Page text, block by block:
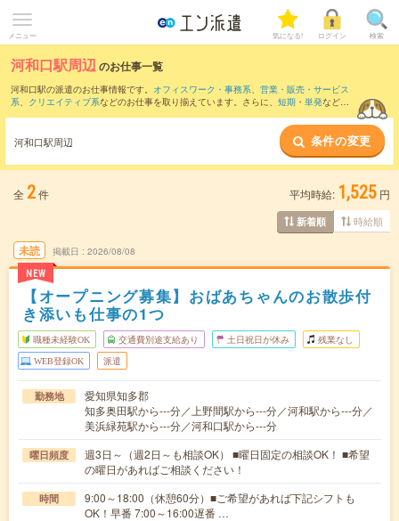
メニュー 気になる! ログイン 検索
河和口駅周辺のお仕事一覧
河和口駅の派遣のお仕事情報です。 オフィスワーク・事務系、 営業・販売・サービス
系、 クリエイティブ系などのお仕事を取り揃えています。さらに、 短期 ・ 単発などの
また、亀崎駅・
など近隣駅のお仕事もご
確認いただけます。
河和口駅周辺 条件の変更
全 2件 平均時給: 1,525 円
新着順 時給順
未読
NEW
掲載日 2026/08/08
【オープニング募集】おばあちゃんのお散歩付
き添いも仕事の1つ
職種未経験OK 交通費別途支給あり 土日祝日が休み 残業なし
WEB登録OK 派遣
勤務地
愛知県知多郡
知多奥田駅から---分／上野間駅から---分／河和駅から---分／
美浜緑苑駅から---分／河和口駅から---分
曜日頻度
週3日～（週2日～も相談OK） ■曜日固定の相談OK！ ■希望
の曜日があればご相談ください！
時間
9:00～18:00（休憩60分）■ご希望があれば下記シフトも
OK！早番 7:00～16:00遅番 …